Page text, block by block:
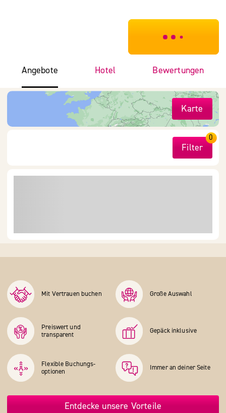
***************
Angebote Hotel Bewertungen
Karte
Filter
0
Mit Vertrauen buchen Große Auswahl
Preiswert und
transparent
Gepäck inklusive
Flexible Buchungs­
optionen
Immer an deiner Seite
Entdecke unsere Vorteile